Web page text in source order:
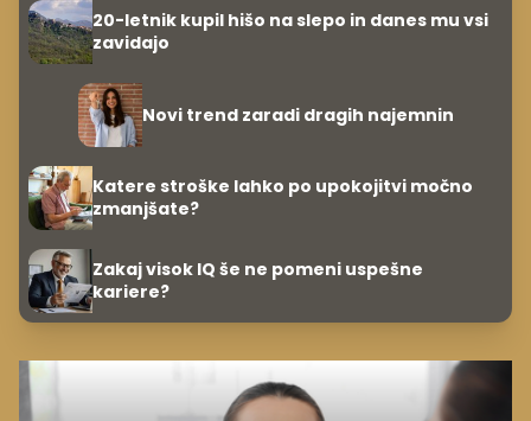
20-letnik kupil hišo na slepo in danes mu vsi
zavidajo
Novi trend zaradi dragih najemnin
Katere stroške lahko po upokojitvi močno
zmanjšate?
Zakaj visok IQ še ne pomeni uspešne
kariere?